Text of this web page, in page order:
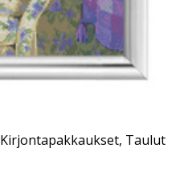
Kirjontapakkaukset, Taulut